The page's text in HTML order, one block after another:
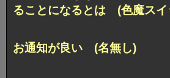
ることになるとは (色魔スイ
お通知が良い (名無し)